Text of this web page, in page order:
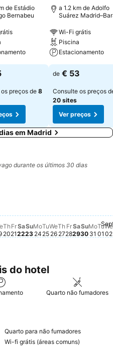
de Estádio
Bernabeu
preços de8
a 1.2 km de Adolfo
Suárez
Wi-Fi grátis
Piscina
Estacionamento
de € 53
Consulte os preços
20 sites
Ver preços
em Madrid
durante os últimos 30 dias
para esta data
12 para esta data
14
August 16
August 17
August 18
há preço disponível para
August 19
há preço disponível
Th
20
Friday, August 21
€ 38
Fr
21
Sa
22
Su
23
Monday, August 24
Mo
24
Tuesday, August
Não há preço
Tu
25
Wednesday,
Não há preço
We
26
Thursday,
€ 43
Th
27
Friday,
€ 47
Fr
28
Sa
29
Su
30
€ 33
Mo
31
Tu
01
We
02
do hotel
Quarto não fumadores
Quarto para não fumadores
Wi-fi grátis (áreas comuns)